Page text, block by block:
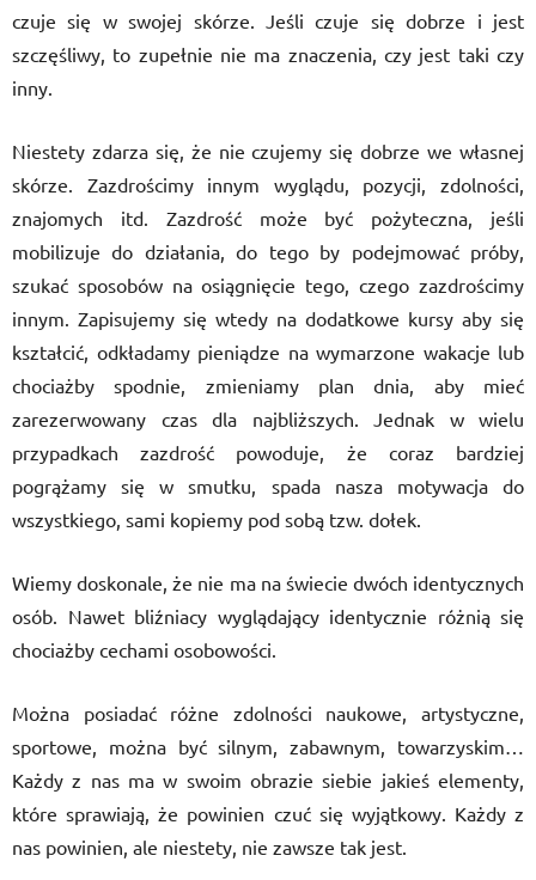
czuje się w swojej skórze. Jeśli czuje się dobrze i jest
szczęśliwy, to zupełnie nie ma znaczenia, czy jest taki czy
inny.
Niestety zdarza się, że nie czujemy się dobrze we własnej
skórze. Zazdrościmy innym wyglądu, pozycji, zdolności,
znajomych itd. Zazdrość może być pożyteczna, jeśli
mobilizuje do działania, do tego by podejmować próby,
szukać sposobów na osiągnięcie tego, czego zazdrościmy
innym. Zapisujemy się wtedy na dodatkowe kursy aby się
kształcić, odkładamy pieniądze na wymarzone wakacje lub
chociażby spodnie, zmieniamy plan dnia, aby mieć
zarezerwowany czas dla najbliższych. Jednak w wielu
przypadkach zazdrość powoduje, że coraz bardziej
pogrążamy się w smutku, spada nasza motywacja do
wszystkiego, sami kopiemy pod sobą tzw. dołek.
Wiemy doskonale, że nie ma na świecie dwóch identycznych
osób. Nawet bliźniacy wyglądający identycznie różnią się
chociażby cechami osobowości.
Można posiadać różne zdolności naukowe, artystyczne,
sportowe, można być silnym, zabawnym, towarzyskim…
Każdy z nas ma w swoim obrazie siebie jakieś elementy,
które sprawiają, że powinien czuć się wyjątkowy. Każdy z
nas powinien, ale niestety, nie zawsze tak jest.